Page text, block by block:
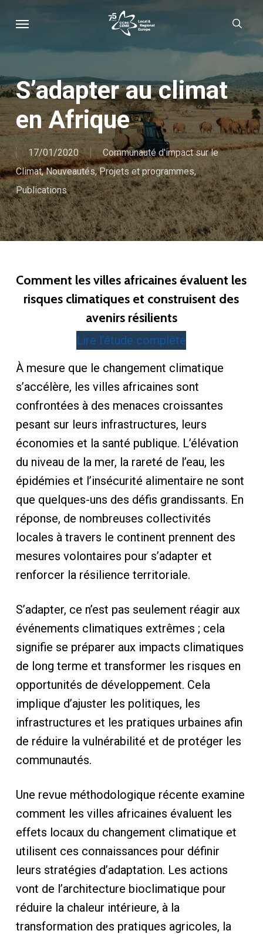
S’adapter au climat
en Afrique
17/01/2020
Communauté d'impact sur le
Climat,Nouveautés,Projets et programmes,
Publications
Comment les villes africaines évaluent les
risques climatiques et construisent des
avenirs résilients
Lire l’étude complète
À mesure que le changement climatique
s’accélère, les villes africaines sont
confrontées à des menaces croissantes
pesant sur leurs infrastructures, leurs
économies et la santé publique. L’élévation
du niveau de la mer, la rareté de l’eau, les
épidémies et l’insécurité alimentaire ne sont
que quelques-uns des défis grandissants. En
réponse, de nombreuses collectivités
locales à travers le continent prennent des
mesures volontaires pour s’adapter et
renforcer la résilience territoriale.
S’adapter, ce n’est pas seulement réagir aux
événements climatiques extrêmes ; cela
signifie se préparer aux impacts climatiques
de long terme et transformer les risques en
opportunités de développement. Cela
implique d’ajuster les politiques, les
infrastructures et les pratiques urbaines afin
de réduire la vulnérabilité et de protéger les
communautés.
Une revue méthodologique récente examine
comment les villes africaines évaluent les
effets locaux du changement climatique et
utilisent ces connaissances pour définir
leurs stratégies d’adaptation. Les actions
vont de l’architecture bioclimatique pour
réduire la chaleur intérieure, à la
transformation des pratiques agricoles, la